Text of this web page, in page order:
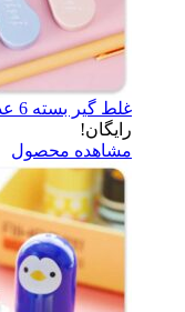
غلط گیر بسته 6 عددی مینی
رایگان!
مشاهده محصول